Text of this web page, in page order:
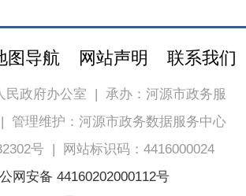
图导航 网站声明 联系我们
民政府办公室 | 承办：河源市政务服
| 管理维护：河源市政务数据服务中心
号|
网站标识码：4416000024
网安备 44160202000112号